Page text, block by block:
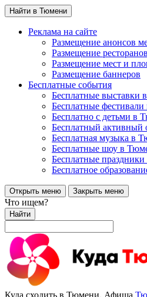
Найти в Тюмени
Реклама на сайте
Размещение анонсов
Размещение
Размещение мест и
Размещение баннеров
Бесплатные события
Бесплатные выставки
Бесплатные
Бесплатно с детьми в
Бесплатный
Бесплатная музыка в
Бесплатные шоу в
Бесплатные
Бесплатное
Открыть меню Закрыть меню
Что ищем?
Найти
Куда сходить в Тюмени. Афиша